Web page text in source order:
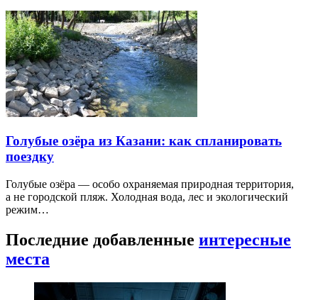
Голубые озёра из Казани: как спланировать
поездку
Голубые озёра — особо охраняемая природная территория,
а не городской пляж. Холодная вода, лес и экологический
режим…
Последние добавленные интересные
места